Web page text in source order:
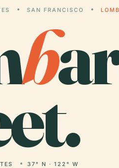
SAN FRANCISCO
b
37° N · 122° W